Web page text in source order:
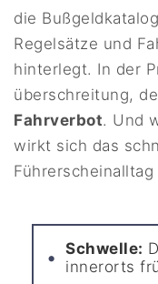
die
Regelsätze und
hinterlegt. In der
überschreitung,
Fahrverbot. Und
wirkt sich das
Führerscheinalltag
Schwelle:
innerorts